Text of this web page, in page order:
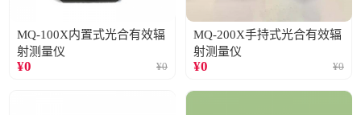
MQ-100X内置式光合有效辐
射测量仪
¥0 ¥0
MQ-200X手持式光合有效辐
射测量仪
¥0 ¥0